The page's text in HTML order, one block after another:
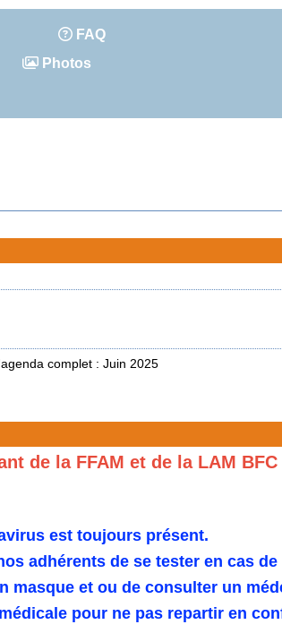
FAQ
Photos
complet : Juin 2025
de la FFAM et de la LAM BFC
est toujours présent.
adhérents de se tester en cas de
masque et ou de consulter un
pour ne pas repartir en